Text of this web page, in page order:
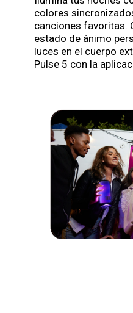
colores
canciones favoritas.
estado de ánimo
luces en el cuerpo
Pulse 5 con la